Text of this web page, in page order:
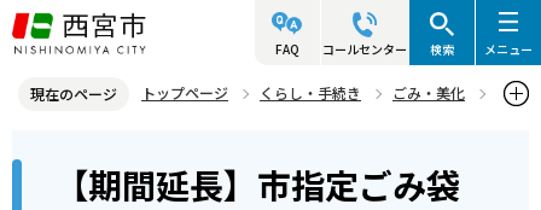
こ
の
ジ
FAQ コールセンター 検索 メニュー
現在のページ トップページ くらし・手続き
ごみ・美化
【期間延長】市指定ごみ袋の欠品に伴う臨時的なごみ排出措置につい
【期間延長】市指定ごみ袋